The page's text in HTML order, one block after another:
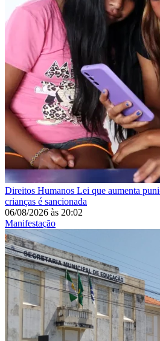
Direitos Humanos Lei que aumenta
crianças é sancionada
06/08/2026 às 20:02
Manifestação